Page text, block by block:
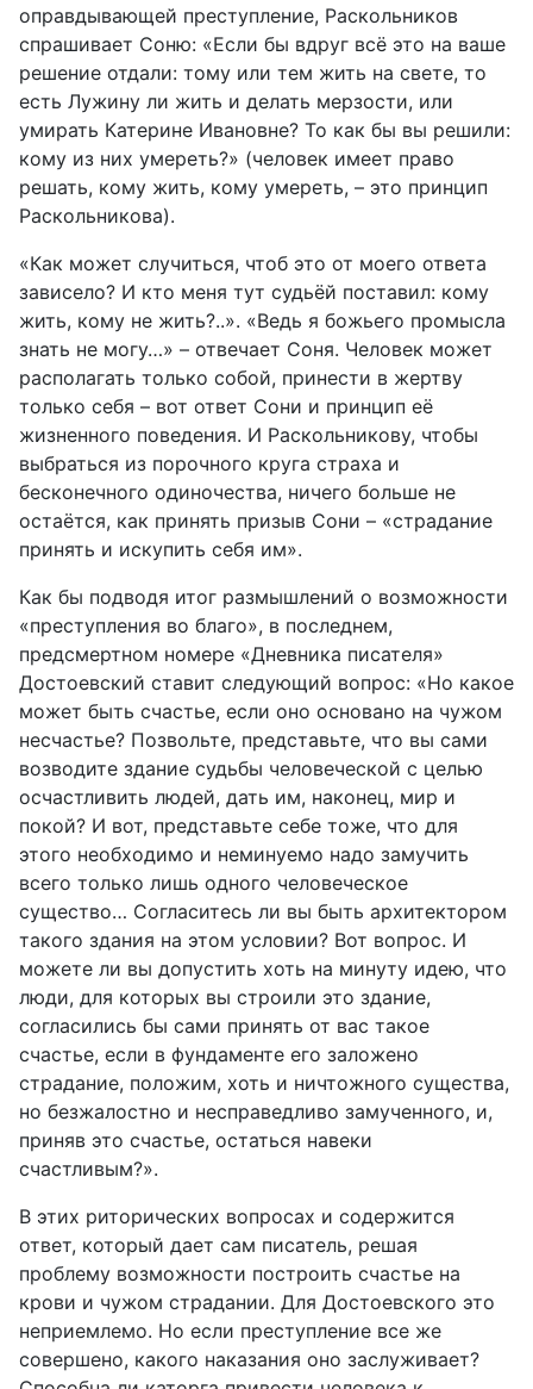
оправдывающей преступление, Раскольников
спрашивает Соню: «Если бы вдруг всё это на ваше
решение отдали: тому или тем жить на свете, то
есть Лужину ли жить и делать мерзости, или
умирать Катерине Ивановне? То как бы вы решили:
кому из них умереть?» (человек имеет право
решать, кому жить, кому умереть, – это принцип
Раскольникова).
«Как может случиться, чтоб это от моего ответа
зависело? И кто меня тут судьёй поставил: кому
жить, кому не жить?..». «Ведь я божьего промысла
знать не могу…» – отвечает Соня. Человек может
располагать только собой, принести в жертву
только себя – вот ответ Сони и принцип её
жизненного поведения. И Раскольникову, чтобы
выбраться из порочного круга страха и
бесконечного одиночества, ничего больше не
остаётся, как принять призыв Сони – «страдание
принять и искупить себя им».
Как бы подводя итог размышлений о возможности
«преступления во благо», в последнем,
предсмертном номере «Дневника писателя»
Достоевский ставит следующий вопрос: «Но какое
может быть счастье, если оно основано на чужом
несчастье? Позвольте, представьте, что вы сами
возводите здание судьбы человеческой с целью
осчастливить людей, дать им, наконец, мир и
покой? И вот, представьте себе тоже, что для
этого необходимо и неминуемо надо замучить
всего только лишь одного человеческое
существо… Согласитесь ли вы быть архитектором
такого здания на этом условии? Вот вопрос. И
можете ли вы допустить хоть на минуту идею, что
люди, для которых вы строили это здание,
согласились бы сами принять от вас такое
счастье, если в фундаменте его заложено
страдание, положим, хоть и ничтожного существа,
но безжалостно и несправедливо замученного, и,
приняв это счастье, остаться навеки
счастливым?».
В этих риторических вопросах и содержится
ответ, который дает сам писатель, решая
проблему возможности построить счастье на
крови и чужом страдании. Для Достоевского это
неприемлемо. Но если преступление все же
совершено, какого наказания оно заслуживает?